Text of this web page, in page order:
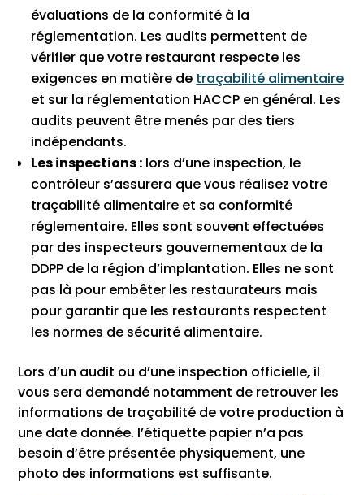
évaluations de la conformité à la
réglementation. Les audits permettent de
vérifier que votre restaurant respecte les
exigences en matière de traçabilité alimentaire
et sur la réglementation HACCP en général. Les
audits peuvent être menés par des tiers
indépendants.
Les inspections : lors d’une inspection, le
contrôleur s’assurera que vous réalisez votre
traçabilité alimentaire et sa conformité
réglementaire. Elles sont souvent effectuées
par des inspecteurs gouvernementaux de la
DDPP de la région d’implantation. Elles ne sont
pas là pour embêter les restaurateurs mais
pour garantir que les restaurants respectent
les normes de sécurité alimentaire.
Lors d’un audit ou d’une inspection officielle, il
vous sera demandé notamment de retrouver les
informations de traçabilité de votre production à
une date donnée. l’étiquette papier n’a pas
besoin d’être présentée physiquement, une
photo des informations est suffisante.